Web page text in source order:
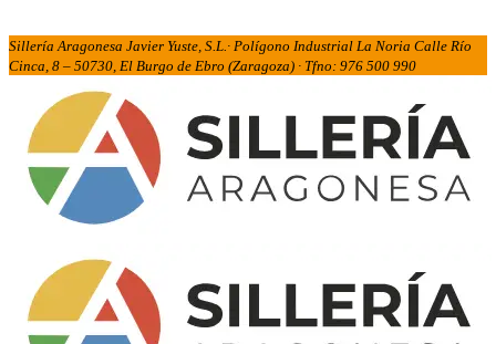
Sillería Aragonesa Javier Yuste, S.L.· Polígono Industrial La Noria Calle Río
Cinca, 8 – 50730, El Burgo de Ebro (Zaragoza) · Tfno: 976 500 990